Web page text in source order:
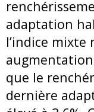
adaptation
l’indice mixte
que le
dernière